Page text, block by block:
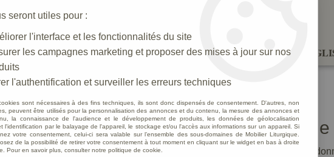
STATUES CRÈCHES DE NOËL AMÉNAGEMENTS
à l'Enfant >Statue Vierge a l'Enfant Polychrome
Statue
Soyez le premier à
seront utiles pour :
l'interface et les fonctionnalités du site
les campagnes marketing et proposer des mises à jour sur nos
l'authentification et surveiller les erreurs techniques
sont nécessaires à des fins techniques, ils sont donc dispensés de consentement. D'autres, non
peuvent être utilisés pour la personnalisation des annonces et du contenu, la mesure des annonces et
la connaissance de l'audience et le développement de produits, les données de géolocalisation
l'identification par le balayage de l'appareil, le stockage et/ou l'accès aux informations sur un appareil. Si
votre consentement, celui-ci sera valable sur l’ensemble des sous-domaines de Mobilier Liturgique.
de la possibilité de retirer votre consentement à tout moment en cliquant sur le widget en bas à droite
Pour en savoir plus, consulter notre politique de cookie.